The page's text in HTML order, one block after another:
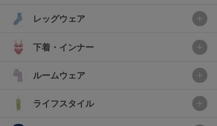
レッグウェア
下着・インナー
ルームウェア
ライフスタイル